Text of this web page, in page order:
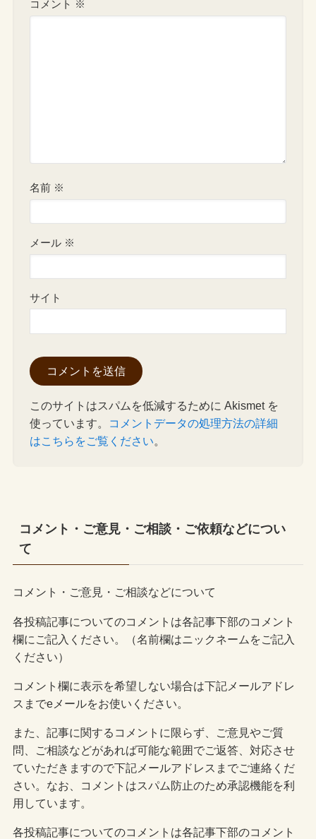
コメント ※
名前 ※
メール ※
サイト
このサイトはスパムを低減するために Akismet を
使っています。
コメントデータの処理方法の詳細
はこちらをご覧ください。
コメント・ご意見・ご相談・ご依頼などについ
て
コメント・ご意見・ご相談などについて
各投稿記事についてのコメントは各記事下部のコメント
欄にご記入ください。（名前欄はニックネームをご記入
ください）
コメント欄に表示を希望しない場合は下記メールアドレ
スまでeメールをお使いください。
また、記事に関するコメントに限らず、ご意見やご質
問、ご相談などがあれば可能な範囲でご返答、対応させ
ていただきますので下記メールアドレスまでご連絡くだ
さい。なお、コメントはスパム防止のため承認機能を利
用しています。
各投稿記事についてのコメントは各記事下部のコメント